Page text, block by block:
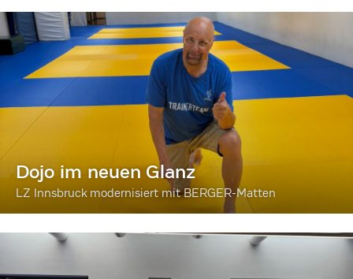
Dojo im neuen Glanz
LZ Innsbruck modernisiert mit BERGER-Matten